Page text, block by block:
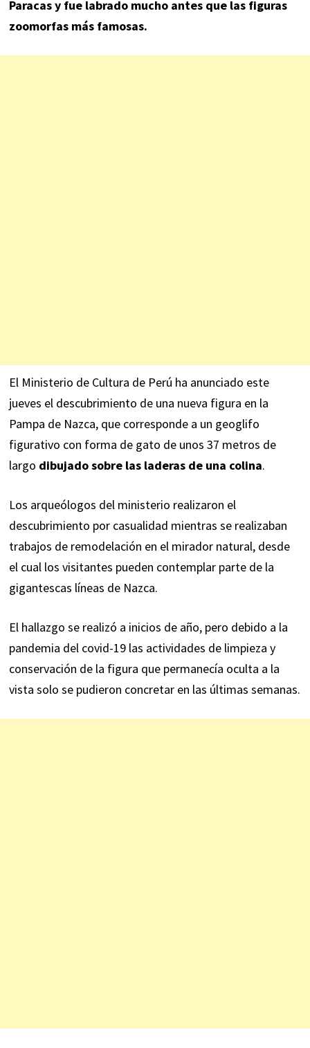
Paracas y fue labrado mucho antes que las figuras
zoomorfas más famosas.
El Ministerio de Cultura de Perú ha anunciado este
jueves el descubrimiento de una nueva figura en la
Pampa de Nazca, que corresponde a un geoglifo
figurativo con forma de gato de unos 37 metros de
largo dibujado sobre las laderas de una colina.
Los arqueólogos del ministerio realizaron el
descubrimiento por casualidad mientras se realizaban
trabajos de remodelación en el mirador natural, desde
el cual los visitantes pueden contemplar parte de la
gigantescas líneas de Nazca.
El hallazgo se realizó a inicios de año, pero debido a la
pandemia del covid-19 las actividades de limpieza y
conservación de la figura que permanecía oculta a la
vista solo se pudieron concretar en las últimas semanas.